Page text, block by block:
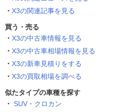
X3の関連記事を見る
買う・売る
X3の中古車情報を見る
X3の中古車相場情報を見る
X3の新車見積りをする
X3の買取相場を調べる
似たタイプの車種を探す
SUV・クロカン